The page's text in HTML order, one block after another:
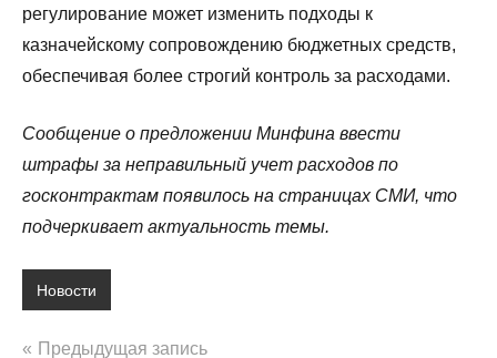
регулирование может изменить подходы к
казначейскому сопровождению бюджетных средств,
обеспечивая более строгий контроль за расходами.
Сообщение о предложении Минфина ввести
штрафы за неправильный учет расходов по
госконтрактам появилось на страницах СМИ, что
подчеркивает актуальность темы.
Новости
Навигация
Предыдущая запись